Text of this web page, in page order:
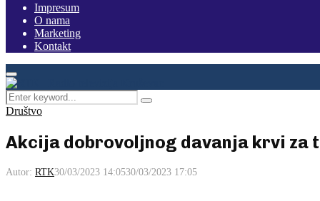
Impresum
O nama
Marketing
Kontakt
Facebook
Instagram
Youtube
Primary
Menu
Search
for:
Pretraga
Društvo
Akcija dobrovoljnog davanja krvi za
Autor: RTK30/03/2023 14:0530/03/2023 17:05